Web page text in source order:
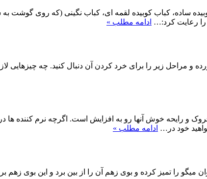
ایرانی هاست که 4 نوع اصلی دارد؛ کباب کوبیده ساده، کباب کوبیده لقمه ای،
ادامه مطلب »
و رایحه خوش آنها رو به افزایش است. اگرچه نرم کننده ها
خود در… ادامه مطلب »
میگو را تمیز کرده و بوی زهم آن را از بین برد و این بوی